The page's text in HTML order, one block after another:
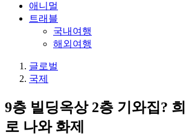
애니멀
트래블
국내여행
해외여행
글로벌
국제
9층 빌딩옥상 2층 기와집?
로 나와 화제